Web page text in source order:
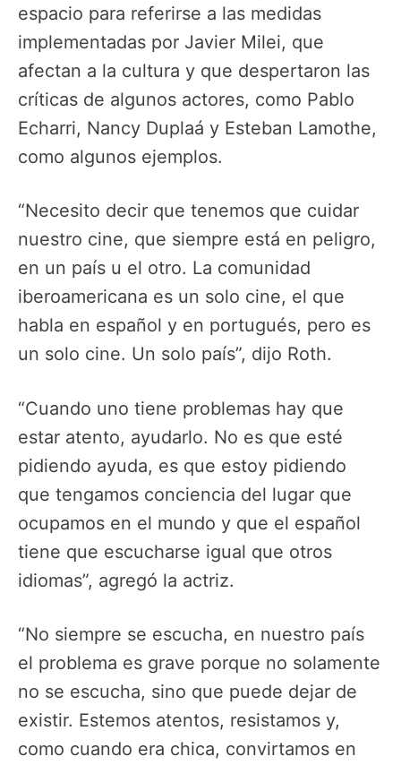
espacio para referirse a las medidas
implementadas por Javier Milei, que
afectan a la cultura y que despertaron las
críticas de algunos actores, como Pablo
Echarri, Nancy Duplaá y Esteban Lamothe,
como algunos ejemplos.
“Necesito decir que tenemos que cuidar
nuestro cine, que siempre está en peligro,
en un país u el otro. La comunidad
iberoamericana es un solo cine, el que
habla en español y en portugués, pero es
un solo cine. Un solo país”, dijo Roth.
“Cuando uno tiene problemas hay que
estar atento, ayudarlo. No es que esté
pidiendo ayuda, es que estoy pidiendo
que tengamos conciencia del lugar que
ocupamos en el mundo y que el español
tiene que escucharse igual que otros
idiomas”, agregó la actriz.
“No siempre se escucha, en nuestro país
el problema es grave porque no solamente
no se escucha, sino que puede dejar de
existir. Estemos atentos, resistamos y,
como cuando era chica, convirtamos en